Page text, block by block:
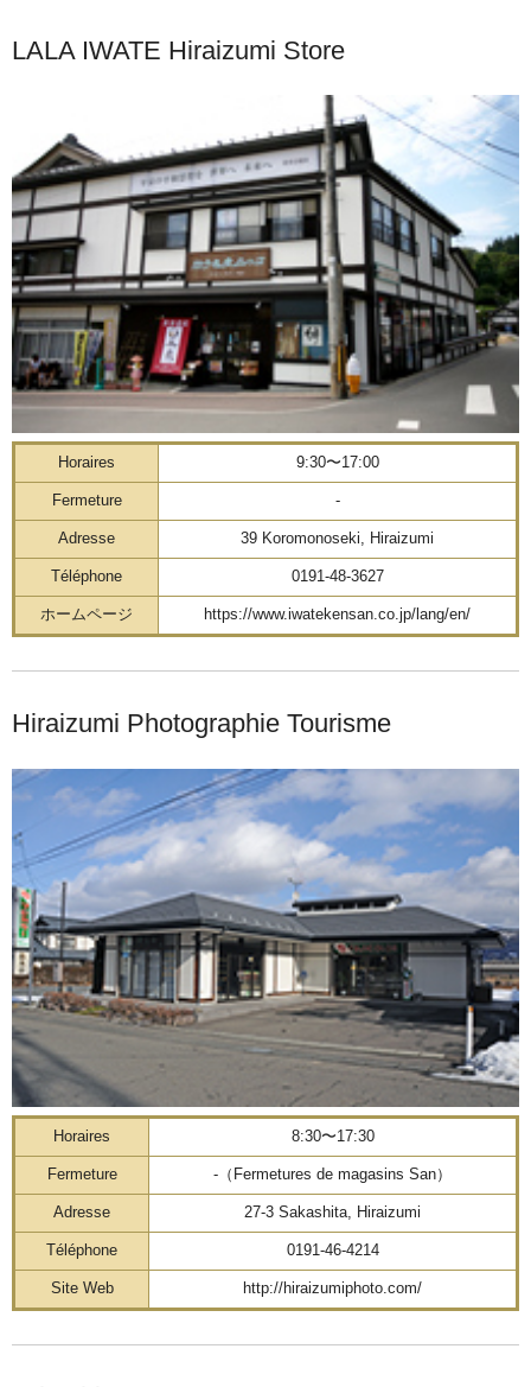
LALA IWATE Hiraizumi Store
Horaires 9:30〜17:00
Fermeture -
Adresse 39 Koromonoseki, Hiraizumi
Téléphone 0191-48-3627
ホームページ https://www.iwatekensan.co.jp/lang/en/
Hiraizumi Photographie Tourisme
Horaires 8:30〜17:30
Fermeture -（Fermetures de magasins San）
Adresse 27-3 Sakashita, Hiraizumi
Téléphone 0191-46-4214
Site Web http://hiraizumiphoto.com/